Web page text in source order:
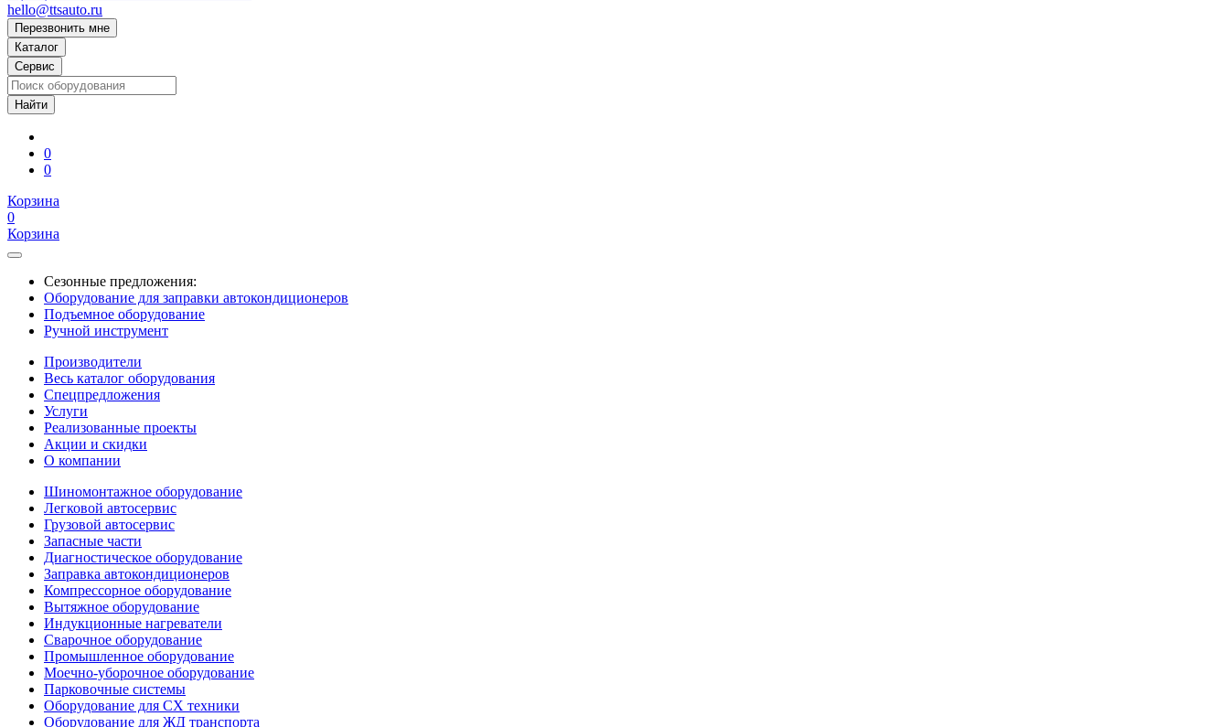
hello@ttsauto.ru
Перезвонить мне
Каталог
Сервис
0
0
Корзина
0
Корзина
Сезонные предложения:
Оборудование для заправки автокондиционеров
Подъемное оборудование
Ручной инструмент
Производители
Весь каталог оборудования
Спецпредложения
Услуги
Реализованные проекты
Акции и скидки
О компании
Шиномонтажное оборудование
Легковой автосервис
Грузовой автосервис
Запасные части
Диагностическое оборудование
Заправка автокондиционеров
Компрессорное оборудование
Вытяжное оборудование
Индукционные нагреватели
Сварочное оборудование
Промышленное оборудование
Моечно-уборочное оборудование
Парковочные системы
Оборудование для СХ техники
Оборудование для ЖД транспорта